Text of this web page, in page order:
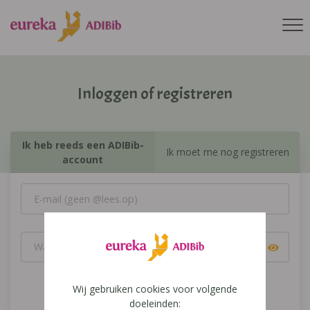
Inloggen of registreren
Ik heb reeds een ADIBib-
account
Ik moet me nog registreren
Inloggen
Wij gebruiken cookies voor volgende
doeleinden: